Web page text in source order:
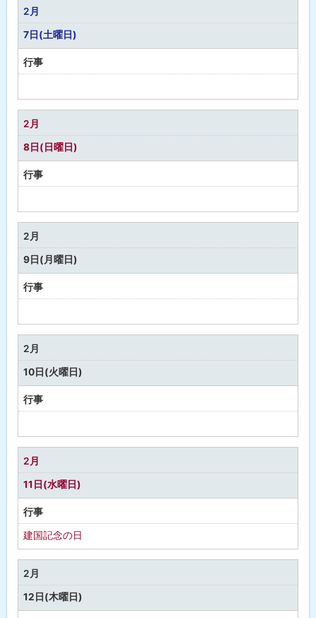
行
事
2月
7日(土曜日)
行事
定
な
し
2月
8日(日曜日)
行事
定
な
し
2月
9日(月曜日)
行事
定
な
し
2月
10日(火曜日)
行事
定
な
し
2月
11日(水曜日)
行事
建国記念の日
2月
12日(木曜日)